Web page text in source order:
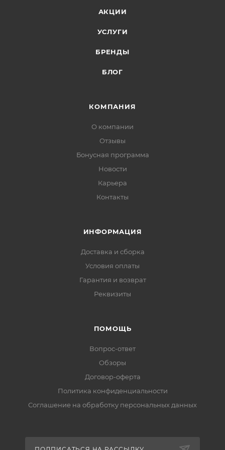
АКЦИИ
УСЛУГИ
БРЕНДЫ
БЛОГ
КОМПАНИЯ
О компании
Отзывы
Бонусная программа
Новости
Карьера
Контакты
ИНФОРМАЦИЯ
Доставка и сборка
Условия оплаты
Гарантия и возврат
Реквизиты
ПОМОЩЬ
Вопрос-ответ
Обзоры
Договор-оферта
Политика конфиденциальности
Соглашение на обработку персональных данных